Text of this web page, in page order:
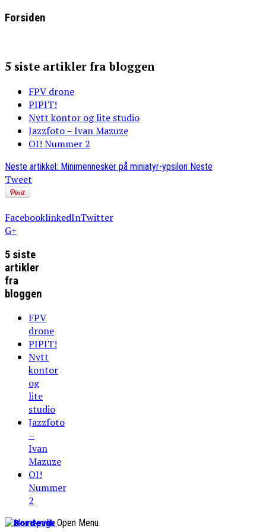
Forsiden
5 siste artikler fra bloggen
FPV drone
PIPIT!
Nytt kontor og lite studio
Jazzfoto – Ivan Mazuze
OI! Nummer 2
Neste artikkel: Minimennesker på miniatyr-ypsilon Neste
Tweet
FacebooklinkedInTwitter
G+
5 siste
artikler
fra
bloggen
FPV
drone
PIPIT!
Nytt
kontor
og
lite
studio
Jazzfoto
–
Ivan
Mazuze
OI!
Nummer
2
Bordevik Open Menu